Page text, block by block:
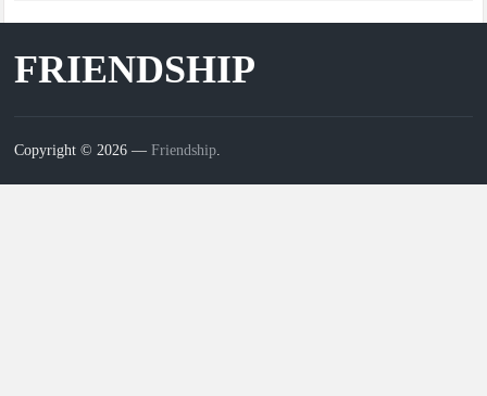
FRIENDSHIP
Copyright © 2026 —Friendship.